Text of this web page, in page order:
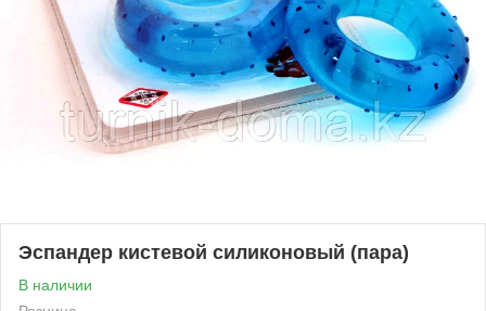
Эспандер кистевой силиконовый (пара)
В наличии